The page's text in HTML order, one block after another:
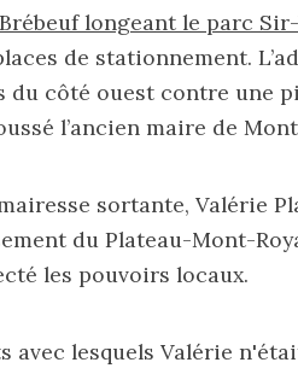
longeant le parc
de stationnement.
côté ouest contre une
l’ancien maire de
sortante, Valérie
du Plateau-Mont-
les pouvoirs locaux.
avec lesquels Valérie